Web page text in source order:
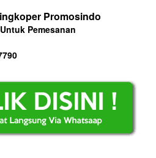
Promosindo
Pemesanan